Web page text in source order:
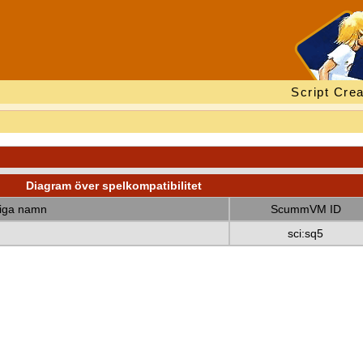
Script
Diagram över spelkompatibilitet
namn
ScummVM ID
sci:sq5